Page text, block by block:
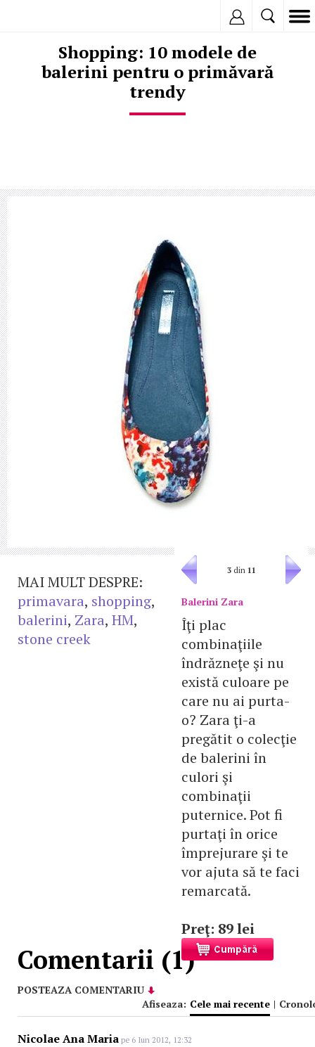
Shopping: 10 modele de
balerini pentru o primăvară
trendy
3din 11
Balerini Zara
Îţi plac
combinaţiile
îndrăzneţe şi nu
există culoare pe
care nu ai purta-
o? Zara ţi-a
pregătit o colecţie
de balerini în
culori şi
combinaţii
puternice. Pot fi
purtaţi în orice
împrejurare şi te
vor ajuta să te faci
remarcată.
Preţ: 89 lei
MAI MULT DESPRE:
primavara, shopping,
balerini, Zara, HM,
stone creek
Comentarii (1)
POSTEAZA COMENTARIU
Afiseaza: Cele mai recente |
Nicolae Ana Maria pe 6 Iun 2012, 12:32